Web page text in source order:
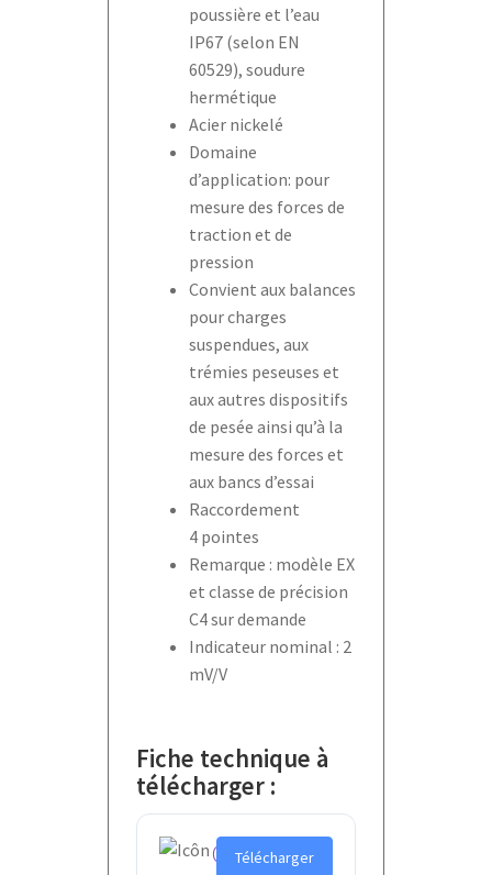
poussière et l’eau
IP67 (selon EN
60529), soudure
hermétique
Acier nickelé
Domaine
d’application: pour
mesure des forces de
traction et de
pression
Convient aux balances
pour charges
suspendues, aux
trémies peseuses et
aux autres dispositifs
de pesée ainsi qu’à la
mesure des forces et
aux bancs d’essai
Raccordement
4 pointes
Remarque : modèle EX
et classe de précision
C4 sur demande
Indicateur nominal : 2
mV/V
Fiche technique à
télécharger :
C
Télécharger